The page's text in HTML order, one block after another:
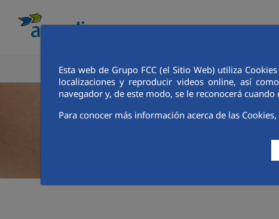
Esta web de Grupo FCC (el Sitio Web) utiliza
localizaciones y reproducir videos online, así
navegador y, de este modo, se le reconocerá cuando
Para conocer más información acerca de las
CONOCE AQUALIA ANALISTAS E